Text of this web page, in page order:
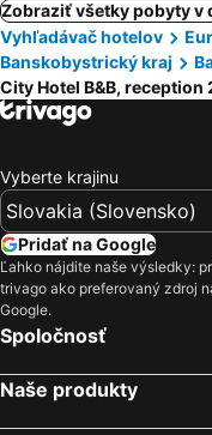
Zobraziť všetky pobyty v
Vyhľadávač hotelov
Banskobystrický kraj
City Hotel B&B, reception
Vyberte krajinu
Pridať na Google
Ľahko nájdite naše výsledky:
trivago ako preferovaný zdroj
Google.
Spoločnosť
Naše produkty